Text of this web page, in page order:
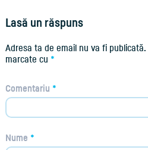
Lasă un răspuns
Adresa ta de email nu va fi publicată.
marcate cu *
Comentariu *
Nume *